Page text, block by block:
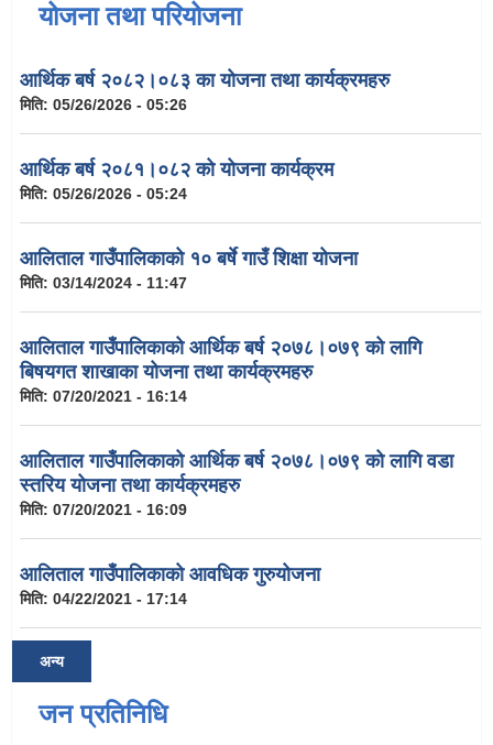
योजना तथा परियोजना
आर्थिक बर्ष २०८२।०८३ का योजना तथा कार्यक्रमहरु
मिति: 05/26/2026 - 05:26
आर्थिक बर्ष २०८१।०८२ को योजना कार्यक्रम
मिति: 05/26/2026 - 05:24
आलिताल गाउँपालिकाको १० बर्षे गाउँ शिक्षा योजना
मिति: 03/14/2024 - 11:47
आलिताल गाउँपालिकाको आर्थिक बर्ष २०७८।०७९ को लागि
बिषयगत शाखाका योजना तथा कार्यक्रमहरु
मिति: 07/20/2021 - 16:14
आलिताल गाउँपालिकाको आर्थिक बर्ष २०७८।०७९ को लागि वडा
स्तरिय योजना तथा कार्यक्रमहरु
मिति: 07/20/2021 - 16:09
आलिताल गाउँपालिकाको आवधिक गुरुयोजना
मिति: 04/22/2021 - 17:14
अन्य
जन प्रतिनिधि